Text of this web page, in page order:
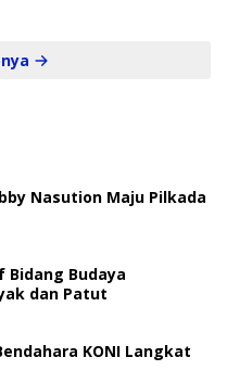
Nasution Maju Pilkada
Bidang Budaya
dan Patut
KONI Langkat